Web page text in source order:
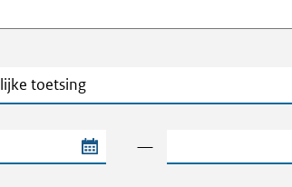
van de periode — Einddatum van de